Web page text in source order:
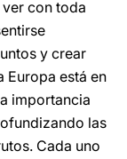
con toda
y crear
Europa está en
importancia
las
Cada uno